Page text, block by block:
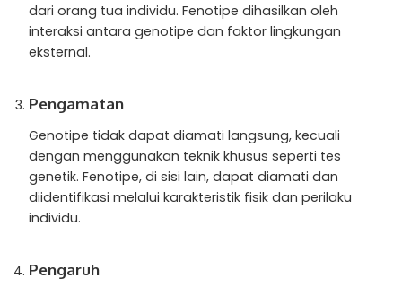
dari orang tua individu. Fenotipe dihasilkan oleh
interaksi antara genotipe dan faktor lingkungan
eksternal.
Pengamatan
Genotipe tidak dapat diamati langsung, kecuali
dengan menggunakan teknik khusus seperti tes
genetik. Fenotipe, di sisi lain, dapat diamati dan
diidentifikasi melalui karakteristik fisik dan perilaku
individu.
Pengaruh